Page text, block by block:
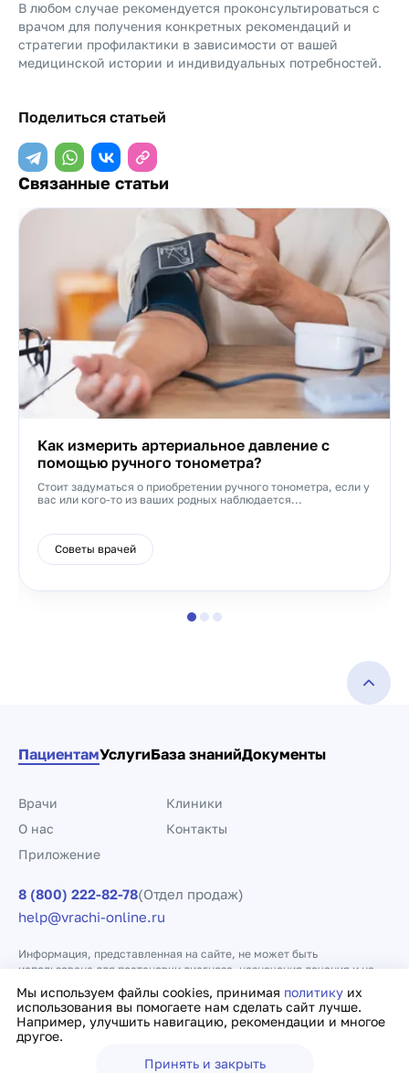
В любом случае рекомендуется проконсультироваться с
врачом для получения конкретных рекомендаций и
стратегии профилактики в зависимости от вашей
медицинской истории и индивидуальных потребностей.
Поделиться статьей
Связанные статьи
Как измерить артериальное давление с
помощью ручного тонометра?
Стоит задуматься о приобретении ручного тонометра, если у
вас или кого-то из ваших родных наблюдается...
Советы врачей
Мы используем файлы cookies, принимая политику их
использования вы помогаете нам сделать сайт лучше.
Например, улучшить навигацию, рекомендации и многое
другое.
Принять и закрыть
ПациентамУслугиБаза знанийДокументы
Врачи
Клиники
О нас
Контакты
Приложение
8 (800) 222-82-78(Отдел продаж)
help@vrachi-online.ru
Информация, представленная на сайте, не может быть
использована для постановки диагноза, назначения лечения и не
заменяет прием врача.
Политика конфиденциальности Договор оферты